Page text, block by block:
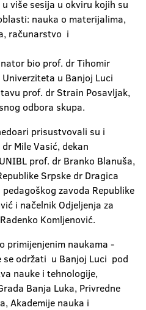
više sesija u okviru kojih su
nauka o materijalima,
računarstvo i
bio prof. dr Tihomir
u Banjoj Luci
prof. dr Strain Posavljak,
odbora skupa.
prisustvovali su i
Mile Vasić, dekan
prof. dr Branko Blanuša,
Srpske dr Dragica
zavoda Republike
i načelnik Odjeljenja za
Komljenović.
primijenjenim naukama -
se održati u Banjoj Luci pod
nauke i tehnologije,
Banja Luka, Privredne
Akademije nauka i